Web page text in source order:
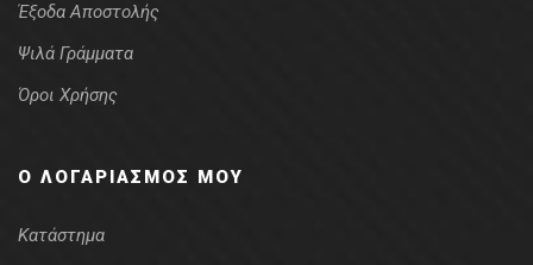
Έξοδα Αποστολής
Ψιλά Γράμματα
Όροι Χρήσης
Ο ΛΟΓΑΡΙΑΣΜΌΣ ΜΟΥ
Κατάστημα